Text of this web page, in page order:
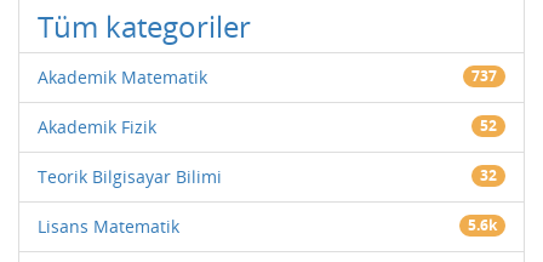
Tüm kategoriler
Akademik Matematik 737
Akademik Fizik 52
Teorik Bilgisayar Bilimi 32
Lisans Matematik 5.6k